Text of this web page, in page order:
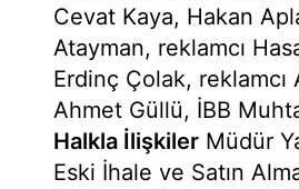
Cevat Kaya, Hakan
Atayman, reklamcı
Erdinç Çolak, reklamcı
Ahmet Güllü, İBB
Halkla İlişkiler Müdür
Eski İhale ve Satın